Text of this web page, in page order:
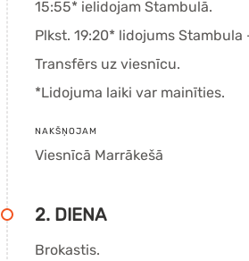
15:55* ielidojam Stambulā.
Plkst. 19:20* lidojums
Transfērs uz viesnīcu.
*Lidojuma laiki var mainīties.
NAKŠŅOJAM
Viesnīcā Marrākešā
2. DIENA
Brokastis.